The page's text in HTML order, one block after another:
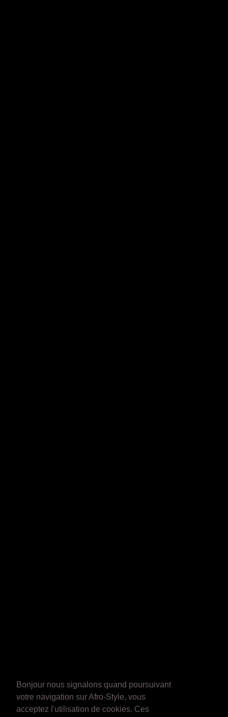
Bonjour nous signalons quand poursuivant
votre navigation sur Afro-Style, vous
acceptez l'utilisation de cookies. Ces